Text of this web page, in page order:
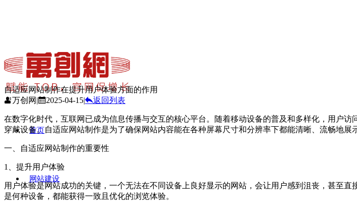
首页
网站建设
自适应网站制作在提升用户体验方面的作用
万创网 | 2025-04-15| 返回列表
在数字化时代，互联网已成为信息传播与交互的核心平台。随着移动设备的普及和多样化，用户
穿戴设备。自适应网站制作是为了确保网站内容能在各种屏幕尺寸和分辨率下都能清晰、流畅地
一、自适应网站制作的重要性
1、提升用户体验
用户体验是网站成功的关键，一个无法在不同设备上良好显示的网站，会让用户感到沮丧，甚至
是何种设备，都能获得一致且优化的浏览体验。